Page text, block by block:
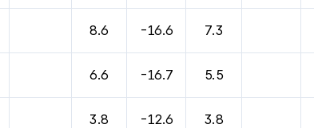
8.6 -16.6 7.3
6.6 -16.7 5.5
3.8 -12.6 3.8